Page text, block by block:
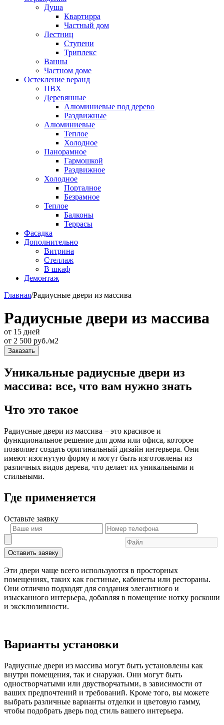
Душа
Квартирра
Частный дом
Лестниц
Ступени
Триплекс
Ванны
Частном доме
Остекление веранд
ПВХ
Деревянные
Алюминиевые под дерево
Раздвижные
Алюминиевые
Теплое
Холодное
Панорамное
Гармошкой
Раздвижное
Холодное
Порталное
Безрамное
Теплое
Балконы
Террасы
Фасадка
Дополнительно
Витрина
Стеллаж
В шкаф
Демонтаж
Главная/Радиусные двери из массива
Радиусные двери из массива
от 15 дней
от 2 500 руб./м2
Заказать
Уникальные радиусные двери из
массива: все, что вам нужно знать
Что это такое
Радиусные двери из массива – это красивое и
функциональное решение для дома или офиса, которое
позволяет создать оригинальный дизайн интерьера. Они
имеют изогнутую форму и могут быть изготовлены из
различных видов дерева, что делает их уникальными и
стильными.
Где применяется
Оставьте заявку
Оставить заявку
Эти двери чаще всего используются в просторных
помещениях, таких как гостиные, кабинеты или рестораны.
Они отлично подходят для создания элегантного и
изысканного интерьера, добавляя в помещение нотку роскоши
и эксклюзивности.
Варианты установки
Радиусные двери из массива могут быть установлены как
внутри помещения, так и снаружи. Они могут быть
одностворчатыми или двустворчатыми, в зависимости от
ваших предпочтений и требований. Кроме того, вы можете
выбрать различные варианты отделки и цветовую гамму,
чтобы подобрать дверь под стиль вашего интерьера.